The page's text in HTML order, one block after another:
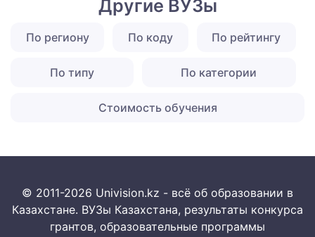
Другие ВУЗы
По региону По коду По рейтингу
По типу По категории
Стоимость обучения
© 2011-2026 Univision.kz - всё об образовании в
Казахстане. ВУЗы Казахстана, результаты конкурса
грантов, образовательные программы